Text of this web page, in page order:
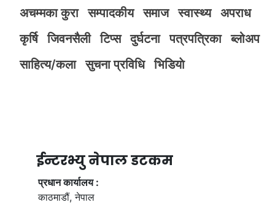
अचम्मका कुरा
सम्पादकीय समाज स्वास्थ्य
अपराध
कृर्षि
जिवनसैली टिप्स दुर्घटना पत्रपत्रिका
ब्लोअप
साहित्य/कला
सुचना प्रविधि भिडियाे
ईन्टरभ्यु नेपाल डटकम
प्रधान कार्यालय :
काठमाडौं, नेपाल